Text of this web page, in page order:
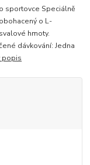
sportovce Speciálně
o L-
hmoty.
dávkování: Jedna
popis